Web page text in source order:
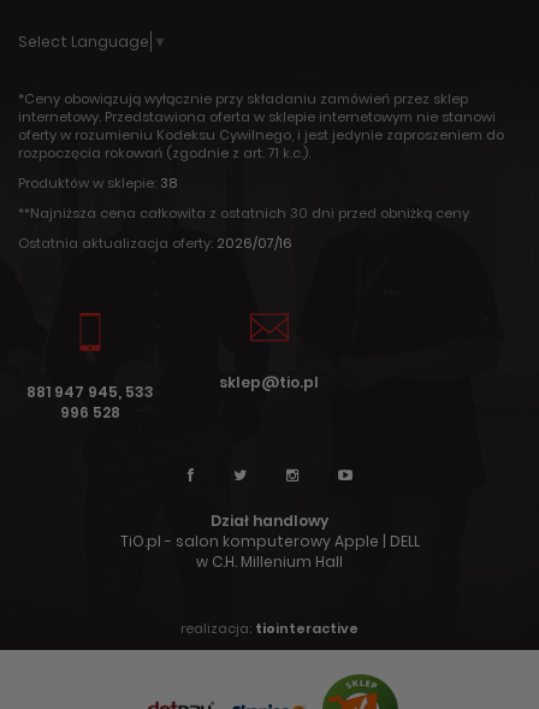
Select Language ▼
*Ceny obowiązują wyłącznie przy składaniu zamówień przez sklep
internetowy. Przedstawiona oferta w sklepie internetowym nie stanowi
oferty w rozumieniu Kodeksu Cywilnego, i jest jedynie zaproszeniem do
rozpoczęcia rokowań (zgodnie z art. 71 k.c.).
Produktów w sklepie: 38
**Najniższa cena całkowita z ostatnich 30 dni przed obniżką ceny
Ostatnia aktualizacja oferty: 2026/07/16
881 947 945, 533
996 528
sklep@tio.pl
Dział handlowy
TiO.pl - salon komputerowy Apple | DELL
w C.H. Millenium Hall
realizacja: tiointeractive